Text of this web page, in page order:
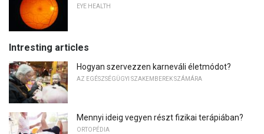
EYE HEALTH
Intresting articles
Hogyan szervezzen karneváli életmódot?
AZ EGÉSZSÉGÜGYI SZAKEMBEREK SZÁMÁRA
Mennyi ideig vegyen részt fizikai terápiában?
ORTOPÉDIA